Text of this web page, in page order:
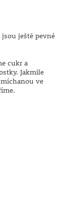
ještě pevné
cukr a
Jakmile
ve